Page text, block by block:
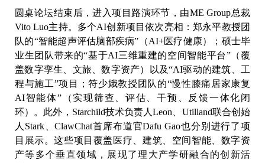
圆桌论坛结束后，进入项目路演环节，由ME Group总裁
Vito Luo主持。多个AI创新项目依次亮相：郑永平教授团
队的“智能超声评估脑部疾病”（AI+医疗健康）；硕士毕
业生团队带来的“基于AI三维重建的空间智能平台”（覆
盖数字孪生、文旅、数字资产）以及“AI驱动的建筑、工
程与施工”项目；符少娥教授团队的“慢性膝痛居家康复
AI智能体”（实现筛查、评估、干预、反馈一体化闭
环）。此外，Starchild技术负责人Leon、Utilland联合创始
人Stark、ClawChat首席布道官Dafu Gao也分别进行了项
目展示。这些项目覆盖医疗、建筑、空间智能、数字资
产等多个垂直领域，展现了理大产学研融合的创新活